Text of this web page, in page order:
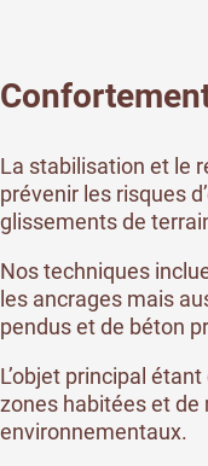
La stabilisation et le
prévenir les risques
glissements de
Nos techniques
les ancrages mais
pendus et de béton
L’objet principal
zones habitées et
environnementaux.